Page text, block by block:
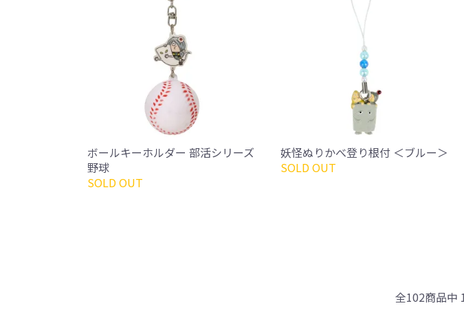
ボールキーホルダー 部活シリーズ
野球
SOLD OUT
妖怪ぬりかべ登り根付 ＜ブルー＞
SOLD OUT
全102商品中